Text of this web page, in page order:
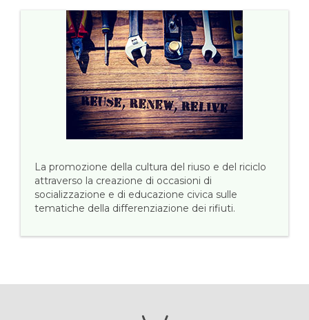
La promozione della cultura del riuso e del riciclo
attraverso la creazione di occasioni di
socializzazione e di educazione civica sulle
tematiche della differenziazione dei rifiuti.